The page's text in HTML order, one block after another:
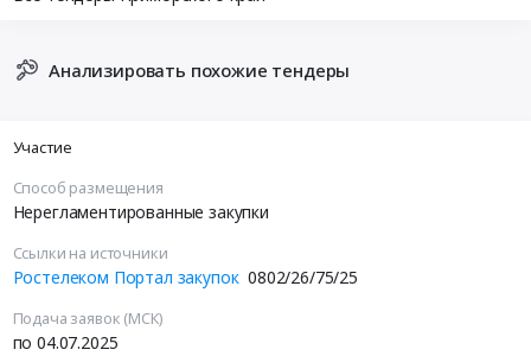
Анализировать похожие тендеры
Участие
Способ размещения
Нерегламентированные закупки
Ссылки на источники
Ростелеком Портал закупок 0802/26/75/25
Подача заявок (МСК)
по 04.07.2025